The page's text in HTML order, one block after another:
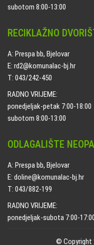
subotom 8:00-13:00
RECIKLAŽNO
A: Prespa bb, Bjelovar
E: rd2@komunalac-bj.hr
T: 043/242-450
RADNO VRIJEME:
ponedjeljak-petak 7:00-18:00
subotom 8:00-13:00
ODLAGALIŠTE
A: Prespa bb, Bjelovar
E: doline@komunalac-bj.hr
T: 043/882-199
RADNO VRIJEME:
ponedjeljak-subota 7:00-
© Copyright